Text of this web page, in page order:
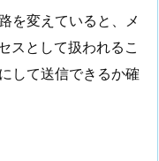
を変えていると、メ
スとして扱われるこ
して送信できるか確